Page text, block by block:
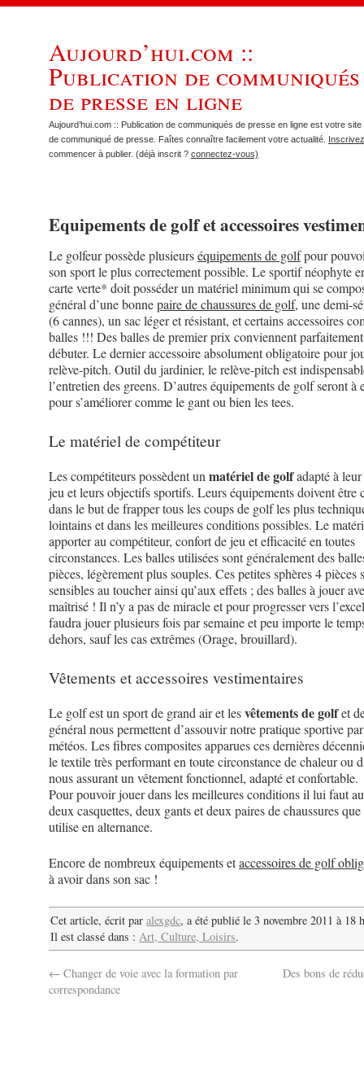
Aujourd’hui.com ::
Publication de communiqués
de presse en ligne
Aujourd’hui.com :: Publication de communiqués de presse en ligne est votre site
de communiqué de presse. Faîtes connaître facilement votre actualité.
commencer à publier. (déjà inscrit ? connectez-vous)
Equipements de golf et accessoires
Le golfeur possède plusieurséquipements de golfpour
son sport le plus correctement possible. Le sportif néophyte
carte verte* doit posséder un matériel minimum qui se
général d’une bonnepaire de chaussures de golf, une demi-
(6 cannes), un sac léger et résistant, et certains accessoires
balles !!! Des balles de premier prix conviennent
débuter. Le dernier accessoire absolument obligatoire pour
relève-pitch. Outil du jardinier, le relève-pitch est
l’entretien des greens. D’autres équipements de golf seront à
pour s’améliorer comme le gant ou bien les tees.
Le matériel de compétiteur
Les compétiteurs possèdent unmatériel de golfadapté à
jeu et leurs objectifs sportifs. Leurs équipements doivent être
dans le but de frapper tous les coups de golf les plus
lointains et dans les meilleures conditions possibles. Le
apporter au compétiteur, confort de jeu et efficacité en toutes
circonstances. Les balles utilisées sont généralement des
pièces, légèrement plus souples. Ces petites sphères 4 pièces
sensibles au toucher ainsi qu’aux effets ; des balles à jouer
maîtrisé ! Il n’y a pas de miracle et pour progresser vers
faudra jouer plusieurs fois par semaine et peu importe le
dehors, sauf les cas extrêmes (Orage, brouillard).
Vêtements et accessoires vestimentaires
Le golf est un sport de grand air et lesvêtements de golfet
général nous permettent d’assouvir notre pratique sportive
météos. Les fibres composites apparues ces dernières
le textile très performant en toute circonstance de chaleur ou
nous assurant un vêtement fonctionnel, adapté et confortable.
Pour pouvoir jouer dans les meilleures conditions il lui faut
deux casquettes, deux gants et deux paires de chaussures
utilise en alternance.
Encore de nombreux équipements etaccessoires de golf
à avoir dans son sac !
Cet article, écrit paralexgdc, a été publié le 3 novembre 2011 à 18
Il est classé dans : Art, Culture, Loisirs.
← Changer de voie avec la formation par
correspondance
Des bons de